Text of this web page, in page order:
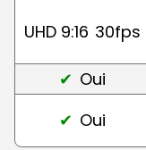
UHD 9:16 30fps
Oui
Oui